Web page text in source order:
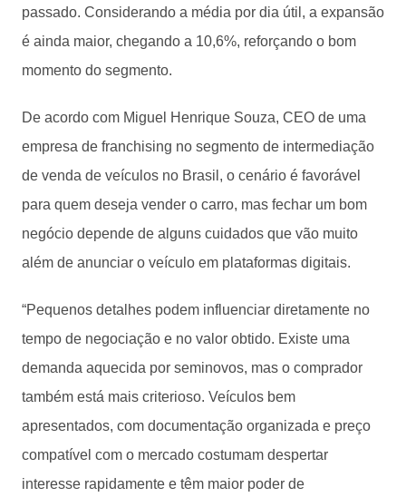
passado. Considerando a média por dia útil, a expansão
é ainda maior, chegando a 10,6%, reforçando o bom
momento do segmento.
De acordo com Miguel Henrique Souza, CEO de uma
empresa de franchising no segmento de intermediação
de venda de veículos no Brasil, o cenário é favorável
para quem deseja vender o carro, mas fechar um bom
negócio depende de alguns cuidados que vão muito
além de anunciar o veículo em plataformas digitais.
“Pequenos detalhes podem influenciar diretamente no
tempo de negociação e no valor obtido. Existe uma
demanda aquecida por seminovos, mas o comprador
também está mais criterioso. Veículos bem
apresentados, com documentação organizada e preço
compatível com o mercado costumam despertar
interesse rapidamente e têm maior poder de